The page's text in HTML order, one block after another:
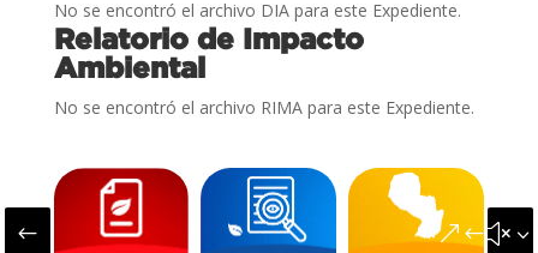
No se encontró el archivo DIA para este Expediente.
Relatorio de Impacto
Ambiental
No se encontró el archivo RIMA para este Expediente.
#